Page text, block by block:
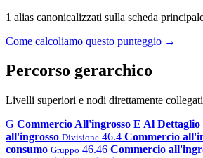
1 alias canonicalizzati sulla scheda
Come calcoliamo questo punteggio →
Percorso gerarchico
Livelli superiori e nodi direttamente
G Commercio All'ingrosso E Al Dettaglio
all'ingrosso Divisione 46.4 Commercio
consumo Gruppo 46.46 Commercio